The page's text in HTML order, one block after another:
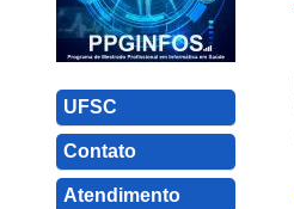
UFSC
Contato
Atendimento